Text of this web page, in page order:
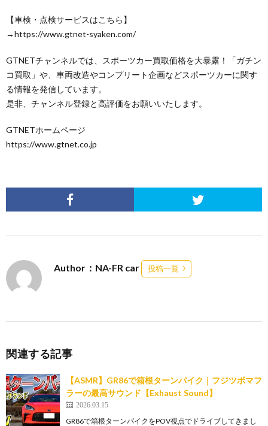
【車検・点検サービスはこちら】
→https://www.gtnet-syaken.com/
GTNETチャンネルでは、スポーツカー買取価格を大暴露！「ガチン
コ買取」や、車両改造やコンプリート企画などスポーツカーに関す
る情報を発信しています。
是非、チャンネル登録と高評価をお願いいたします。
GTNETホームページ
https://www.gtnet.co.jp
Author：NA-FR car 投稿一覧
関連する記事
【ASMR】GR86で箱根ターンパイク｜フジツボマフ
ラーの最高サウンド【Exhaust Sound】
2026.03.15
GR86で箱根ターンパイクをPOV視点でドライブしてきまし